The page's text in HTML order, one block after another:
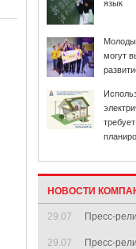
язык
могут
НОВОСТИ
29.07 Пресс-
29.07 Пресс-